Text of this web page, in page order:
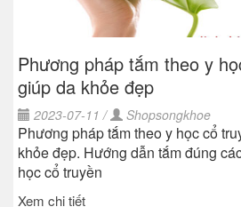
Phương pháp tắm theo y
giúp da khỏe đẹp
2023-07-11 / Shopsongkhoe
Phương pháp tắm theo y học cổ
khỏe đẹp. Hướng dẫn tắm đúng
học cổ truyền
Xem chi tiết